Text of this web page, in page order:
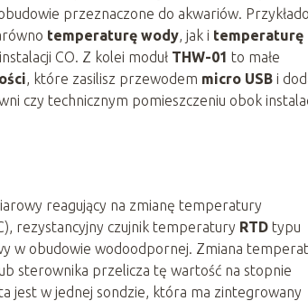
przeznaczone do akwariów.
temperaturę wody, jak i temperaturę
CO. Z kolei moduł THW-01 to małe
, które zasilisz przewodem micro USB i
czy technicznym pomieszczeniu obok
reagujący na zmianę temperatury
rezystancyjny czujnik temperatury RTD typu
w obudowie wodoodpornej. Zmiana
sterownika przelicza tę wartość na stopnie
jest w jednej sondzie, która ma zintegrowany